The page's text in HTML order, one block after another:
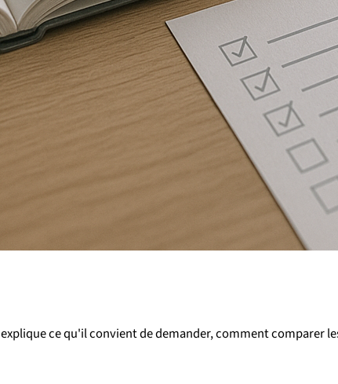
explique ce qu'il convient de demander, comment comparer